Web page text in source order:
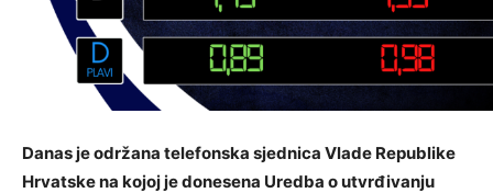
Danas je održana telefonska sjednica Vlade Republike
Hrvatske na kojoj je donesena Uredba o utvrđivanju